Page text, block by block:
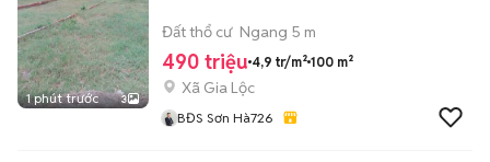
1 phút trước 3
Đất thổ cư Ngang 5 m
490 triệu 4,9 tr/m² 100 m²
Xã Gia Lộc
BĐS Sơn Hà726